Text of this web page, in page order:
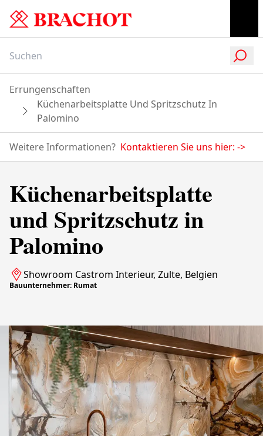
Errungenschaften
Küchenarbeitsplatte Und Spritzschutz In
Palomino
Weitere Informationen? Kontaktieren Sie uns hier: ->
Küchenarbeitsplatte
und Spritzschutz in
Palomino
Showroom Castrom Interieur, Zulte, Belgien
Bauunternehmer: Rumat